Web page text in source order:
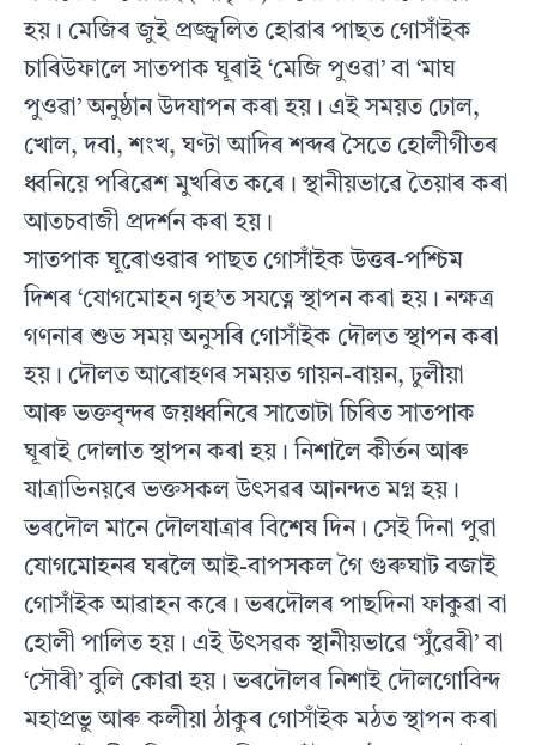
হয়। মেজিৰ জুই প্ৰজ্জ্বলিত হোৱাৰ পাছত গোসাঁইক
চাৰিউফালে সাতপাক ঘূৰাই ‘মেজি পুওৱা’ বা ‘মাঘ
পুওৱা’ অনুষ্ঠান উদযাপন কৰা হয়। এই সময়ত ঢোল,
খোল, দবা, শংখ, ঘণ্টা আদিৰ শব্দৰ সৈতে হোলীগীতৰ
ধ্বনিয়ে পৰিৱেশ মুখৰিত কৰে। স্থানীয়ভাৱে তৈয়াৰ কৰা
আতচবাজী প্ৰদৰ্শন কৰা হয়।
সাতপাক ঘূৰোওৱাৰ পাছত গোসাঁইক উত্তৰ-পশ্চিম
দিশৰ ‘যোগমোহন গৃহ’ত সযত্নে স্থাপন কৰা হয়। নক্ষত্ৰ
গণনাৰ শুভ সময় অনুসৰি গোসাঁইক দৌলত স্থাপন কৰা
হয়। দৌলত আৰোহণৰ সময়ত গায়ন-বায়ন, ঢুলীয়া
আৰু ভক্তবৃন্দৰ জয়ধ্বনিৰে সাতোটা চিৰিত সাতপাক
ঘূৰাই দোলাত স্থাপন কৰা হয়। নিশালৈ কীৰ্তন আৰু
যাত্ৰাভিনয়ৰে ভক্তসকল উৎসৱৰ আনন্দত মগ্ন হয়।
ভৰদৌল মানে দৌলযাত্ৰাৰ বিশেষ দিন। সেই দিনা পুৱা
যোগমোহনৰ ঘৰলৈ আই-বাপসকল গৈ গুৰুঘাট বজাই
গোসাঁইক আৱাহন কৰে। ভৰদৌলৰ পাছদিনা ফাকুৱা বা
হোলী পালিত হয়। এই উৎসৱক স্থানীয়ভাৱে ‘সুঁৱেৰী’ বা
‘সৌৰী’ বুলি কোৱা হয়। ভৰদৌলৰ নিশাই দৌলগোবিন্দ
মহাপ্ৰভু আৰু কলীয়া ঠাকুৰ গোসাঁইক মঠত স্থাপন কৰা